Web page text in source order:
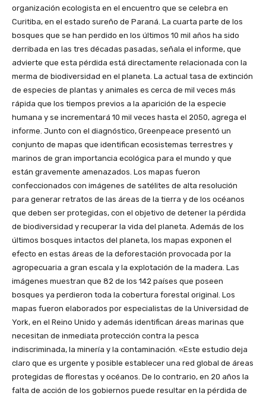
organización ecologista en el encuentro que se celebra en
Curitiba, en el estado sureño de Paraná. La cuarta parte de los
bosques que se han perdido en los últimos 10 mil años ha sido
derribada en las tres décadas pasadas, señala el informe, que
advierte que esta pérdida está directamente relacionada con la
merma de biodiversidad en el planeta. La actual tasa de extinción
de especies de plantas y animales es cerca de mil veces más
rápida que los tiempos previos a la aparición de la especie
humana y se incrementará 10 mil veces hasta el 2050, agrega el
informe. Junto con el diagnóstico, Greenpeace presentó un
conjunto de mapas que identifican ecosistemas terrestres y
marinos de gran importancia ecológica para el mundo y que
están gravemente amenazados. Los mapas fueron
confeccionados con imágenes de satélites de alta resolución
para generar retratos de las áreas de la tierra y de los océanos
que deben ser protegidas, con el objetivo de detener la pérdida
de biodiversidad y recuperar la vida del planeta. Además de los
últimos bosques intactos del planeta, los mapas exponen el
efecto en estas áreas de la deforestación provocada por la
agropecuaria a gran escala y la explotación de la madera. Las
imágenes muestran que 82 de los 142 países que poseen
bosques ya perdieron toda la cobertura forestal original. Los
mapas fueron elaborados por especialistas de la Universidad de
York, en el Reino Unido y además identifican áreas marinas que
necesitan de inmediata protección contra la pesca
indiscriminada, la minería y la contaminación. «Este estudio deja
claro que es urgente y posible establecer una red global de áreas
protegidas de florestas y océanos. De lo contrario, en 20 años la
falta de acción de los gobiernos puede resultar en la pérdida de